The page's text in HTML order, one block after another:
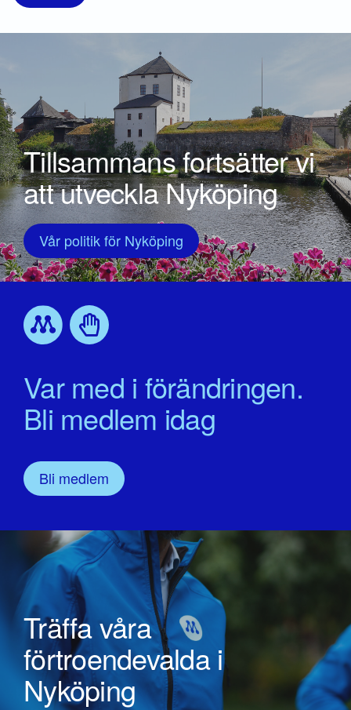
Tillsammans fortsätter vi
att utveckla Nyköping
Vår politik för Nyköping
Var med i förändringen.
Bli medlem idag
Bli medlem
Träffa våra
förtroendevalda i
Nyköping